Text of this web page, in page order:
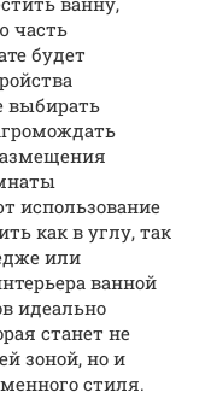
часть
будет
выбирать
использование
как в углу, так
или
ванной
идеально
станет не
зоной, но и
стиля.